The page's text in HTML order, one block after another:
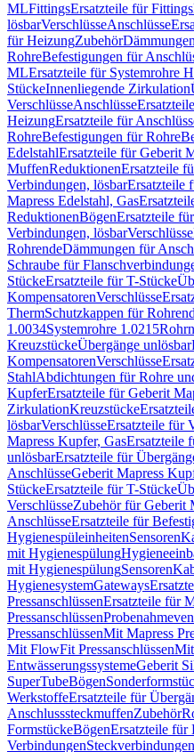
MLFittingsErsatzteile für Fittings
lösbarVerschlüsseAnschlüsse
für HeizungZubehör
RohreBefestigungen für
MLErsatzteile für Systemrohre
StückeInnenliegende Zirkulation
VerschlüsseAnschlüsse
HeizungErsatzteile für
RohreBefestigungen für Rohre
EdelstahlErsatzteile für Geberit
MuffenReduktionenErsatzteile
Verbindungen, lösbarErsatzteile
Mapress Edelstahl, Gas
ReduktionenBögenErsatzteile
Verbindungen, lösbarVerschlüsse
RohrendeDämmungen für
Schraube für
StückeErsatzteile für T-Stücke
KompensatorenVerschlüsse
ThermSchutzkappen für
1.0034Systemrohre 1.0215
KreuzstückeÜbergänge unlösbar
KompensatorenVerschlüsse
StahlAbdichtungen für Rohre
KupferErsatzteile für Geberit
ZirkulationKreuzstücke
lösbarVerschlüsseErsatzteile für
Mapress Kupfer, GasErsatzteile
unlösbarErsatzteile für
AnschlüsseGeberit Mapress
StückeErsatzteile für T-Stücke
VerschlüsseZubehör für Geberit
AnschlüsseErsatzteile für
HygienespüleinheitenSensoren
mit Hygienespülung
mit HygienespülungSensoren
HygienesystemGateways
PressanschlüssenErsatzteile für
Pressanschlüssen
PressanschlüssenMit Mapress
Mit FlowFit PressanschlüssenMit
EntwässerungssystemeGeberit
SuperTubeBögen
WerkstoffeErsatzteile für
AnschlusssteckmuffenZubehör
FormstückeBögenErsatzteile für
VerbindungenSteckverbindungen